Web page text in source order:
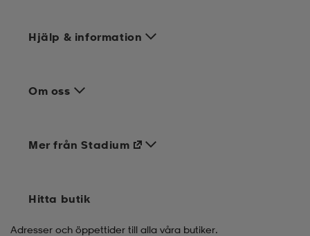
Hjälp & information
Om oss
Mer från Stadium
Hitta butik
Adresser och öppettider till alla våra butiker.